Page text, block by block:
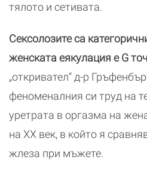
тялото и сетивата.
Сексолозите са
женската еякулация е G
„откривател“ д-р
феноменалния си труд на
уретрата в оргазма на
на XX век, в който я
жлеза при мъжете.